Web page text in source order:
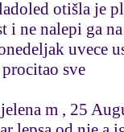
otišla je
i ne nalepi ga
uvece
sve
m , 25